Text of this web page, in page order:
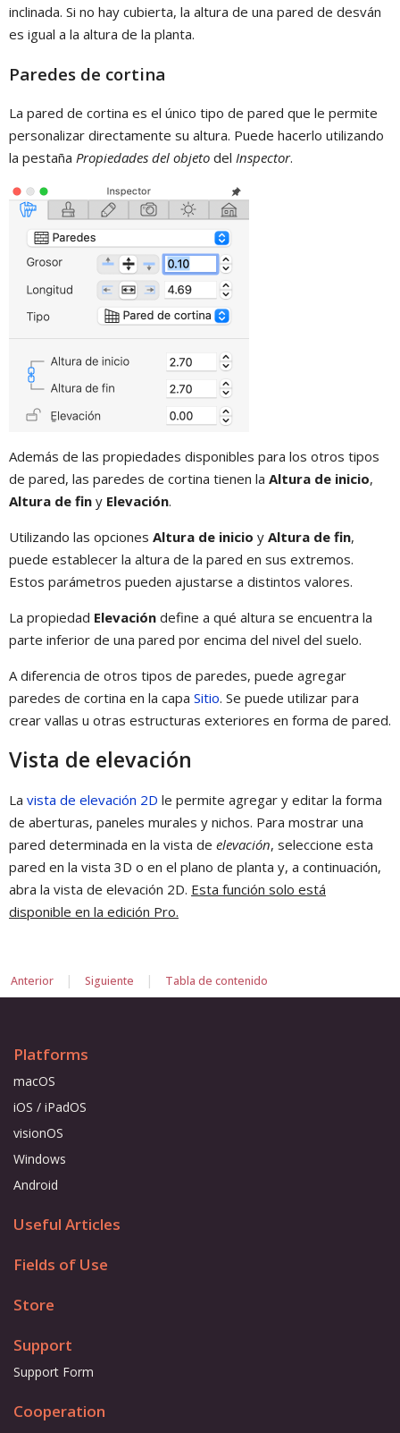
inclinada. Si no hay cubierta, la altura de una pared de desván
es igual a la altura de la planta.
Paredes de cortina
La pared de cortina es el único tipo de pared que le permite
personalizar directamente su altura. Puede hacerlo utilizando
la pestaña Propiedades del objeto del Inspector.
Además de las propiedades disponibles para los otros tipos
de pared, las paredes de cortina tienen la Altura de inicio,
Altura de fin y Elevación.
Utilizando las opciones Altura de inicio y Altura de fin,
puede establecer la altura de la pared en sus extremos.
Estos parámetros pueden ajustarse a distintos valores.
La propiedad Elevación define a qué altura se encuentra la
parte inferior de una pared por encima del nivel del suelo.
A diferencia de otros tipos de paredes, puede agregar
paredes de cortina en la capa Sitio. Se puede utilizar para
crear vallas u otras estructuras exteriores en forma de pared.
Vista de elevación
La vista de elevación 2D le permite agregar y editar la forma
de aberturas, paneles murales y nichos. Para mostrar una
pared determinada en la vista de elevación, seleccione esta
pared en la vista 3D o en el plano de planta y, a continuación,
abra la vista de elevación 2D. Esta función solo está
disponible en la edición Pro.
Anterior | Siguiente | Tabla de contenido
Platforms
macOS
iOS / iPadOS
visionOS
Windows
Android
Useful Articles
Fields of Use
Store
Support
Support Form
Cooperation